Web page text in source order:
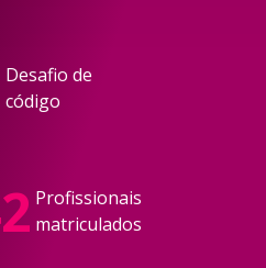
Desafio de
código
Profissionais
matriculados